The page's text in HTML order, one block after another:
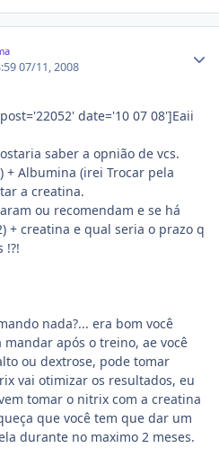
07/11, 2008
date='10 07 08']Eaii
saber a opnião de vcs.
+ Albumina (irei Trocar pela
a creatina.
ou recomendam e se há
+ creatina e qual seria o prazo q
!?!
nada?... era bom você
após o treino, ae você
ou dextrose, pode tomar
vai otimizar os resultados, eu
tomar o nitrix com a creatina
que você tem que dar um
durante no maximo 2 meses.